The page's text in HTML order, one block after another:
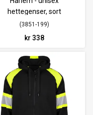
hettegenser, sort
3851-199
kr 338